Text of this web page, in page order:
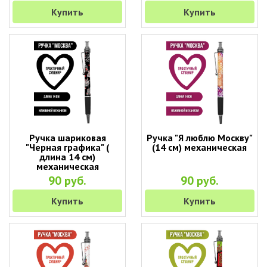
Купить Купить
Ручка шариковая
"Черная графика" (
длина 14 см)
механическая
90 руб.
Купить
Ручка "Я люблю Москву"
(14 см) механическая
90 руб.
Купить